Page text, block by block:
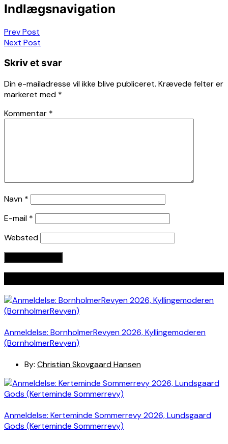
Indlægsnavigation
Prev Post
Next Post
Skriv et svar
Din e-mailadresse vil ikke blive publiceret. Krævede felter er
markeret med *
Kommentar *
Navn *
E-mail *
Websted
Anmeldelse: BornholmerRevyen 2026, Kyllingemoderen
(BornholmerRevyen)
By: Christian Skovgaard Hansen
Anmeldelse: Kerteminde Sommerrevy 2026, Lundsgaard
Gods (Kerteminde Sommerrevy)